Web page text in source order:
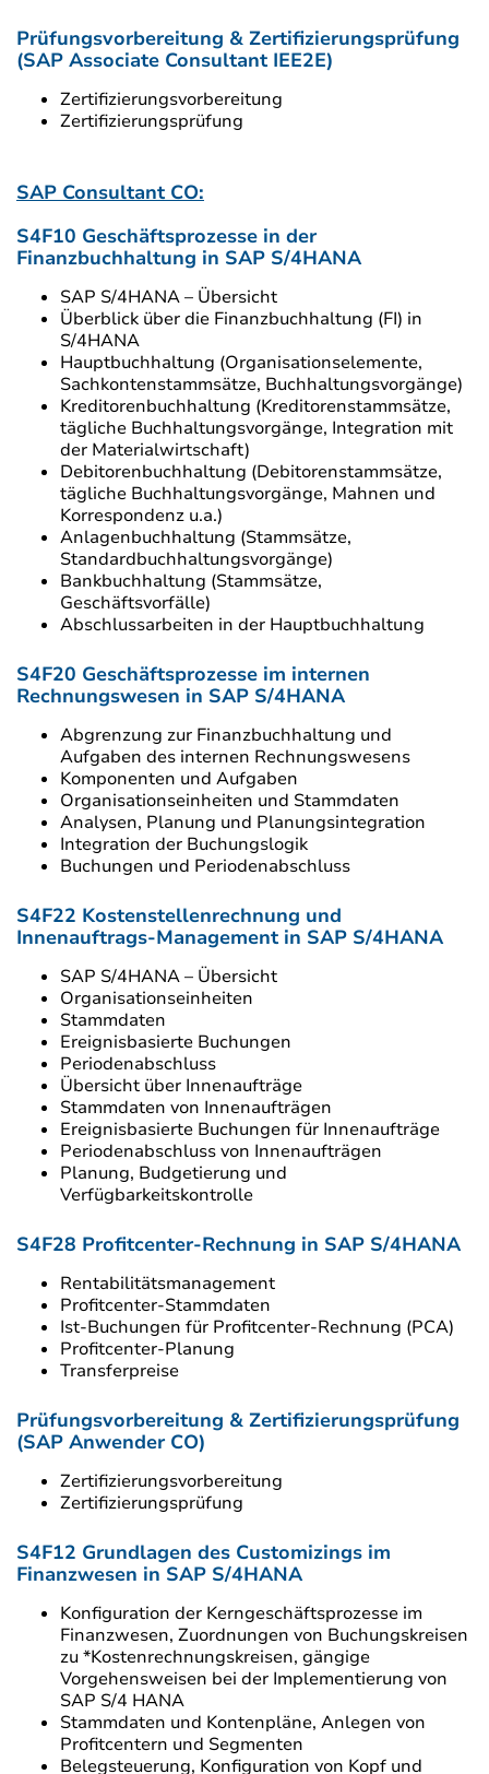
Prüfungsvorbereitung & Zertifizierungsprüfung
(SAP Associate Consultant IEE2E)
Zertifizierungsvorbereitung
Zertifizierungsprüfung
SAP Consultant CO:
S4F10 Geschäftsprozesse in der
Finanzbuchhaltung in SAP S/4HANA
SAP S/4HANA – Übersicht
Überblick über die Finanzbuchhaltung (FI) in
S/4HANA
Hauptbuchhaltung (Organisationselemente,
Sachkontenstammsätze, Buchhaltungsvorgänge)
Kreditorenbuchhaltung (Kreditorenstammsätze,
tägliche Buchhaltungsvorgänge, Integration mit
der Materialwirtschaft)
Debitorenbuchhaltung (Debitorenstammsätze,
tägliche Buchhaltungsvorgänge, Mahnen und
Korrespondenz u.a.)
Anlagenbuchhaltung (Stammsätze,
Standardbuchhaltungsvorgänge)
Bankbuchhaltung (Stammsätze,
Geschäftsvorfälle)
Abschlussarbeiten in der Hauptbuchhaltung
S4F20 Geschäftsprozesse im internen
Rechnungswesen in SAP S/4HANA
Abgrenzung zur Finanzbuchhaltung und
Aufgaben des internen Rechnungswesens
Komponenten und Aufgaben
Organisationseinheiten und Stammdaten
Analysen, Planung und Planungsintegration
Integration der Buchungslogik
Buchungen und Periodenabschluss
S4F22 Kostenstellenrechnung und
Innenauftrags-Management in SAP S/4HANA
SAP S/4HANA – Übersicht
Organisationseinheiten
Stammdaten
Ereignisbasierte Buchungen
Periodenabschluss
Übersicht über Innenaufträge
Stammdaten von Innenaufträgen
Ereignisbasierte Buchungen für Innenaufträge
Periodenabschluss von Innenaufträgen
Planung, Budgetierung und
Verfügbarkeitskontrolle
S4F28 Profitcenter-Rechnung in SAP S/4HANA
Rentabilitätsmanagement
Profitcenter-Stammdaten
Ist-Buchungen für Profitcenter-Rechnung (PCA)
Profitcenter-Planung
Transferpreise
Prüfungsvorbereitung & Zertifizierungsprüfung
(SAP Anwender CO)
Zertifizierungsvorbereitung
Zertifizierungsprüfung
S4F12 Grundlagen des Customizings im
Finanzwesen in SAP S/4HANA
Konfiguration der Kerngeschäftsprozesse im
Finanzwesen, Zuordnungen von Buchungskreisen
zu *Kostenrechnungskreisen, gängige
Vorgehensweisen bei der Implementierung von
SAP S/4 HANA
Stammdaten und Kontenpläne, Anlegen von
Profitcentern und Segmenten
Belegsteuerung, Konfiguration von Kopf und